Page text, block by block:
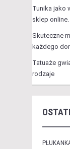
Tunika jako
sklep
Skuteczne
każdego
Tatuaże
rodzaje